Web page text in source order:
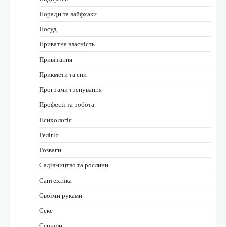
Поради та лайфхаки
Посуд
Приватна власність
Привітання
Прикмети та сни
Програми тренування
Професії та робота
Психологія
Релігія
Розваги
Садівництво та рослини
Сантехніка
Своїми руками
Секс